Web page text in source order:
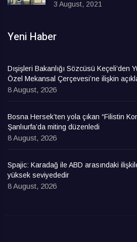
3 August, 2021
Yeni Haber
Dışişleri Bakanlığı Sözcüsü Keçeli’den
Özel Mekansal Çerçevesi’ne ilişkin
8 August, 2026
Bosna Hersek’ten yola çıkan “Filistin
Şanlıurfa’da miting düzenledi
8 August, 2026
Spajic: Karadağ ile ABD arasındaki
yüksek seviyededir
8 August, 2026